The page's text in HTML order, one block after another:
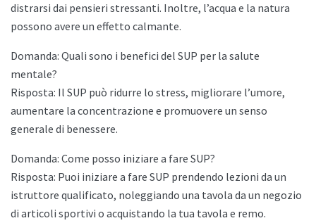
distrarsi dai pensieri stressanti. Inoltre, l’acqua e la natura
possono avere un effetto calmante.
Domanda: Quali sono i benefici del SUP per la salute
mentale?
Risposta: Il SUP può ridurre lo stress, migliorare l’umore,
aumentare la concentrazione e promuovere un senso
generale di benessere.
Domanda: Come posso iniziare a fare SUP?
Risposta: Puoi iniziare a fare SUP prendendo lezioni da un
istruttore qualificato, noleggiando una tavola da un negozio
di articoli sportivi o acquistando la tua tavola e remo.